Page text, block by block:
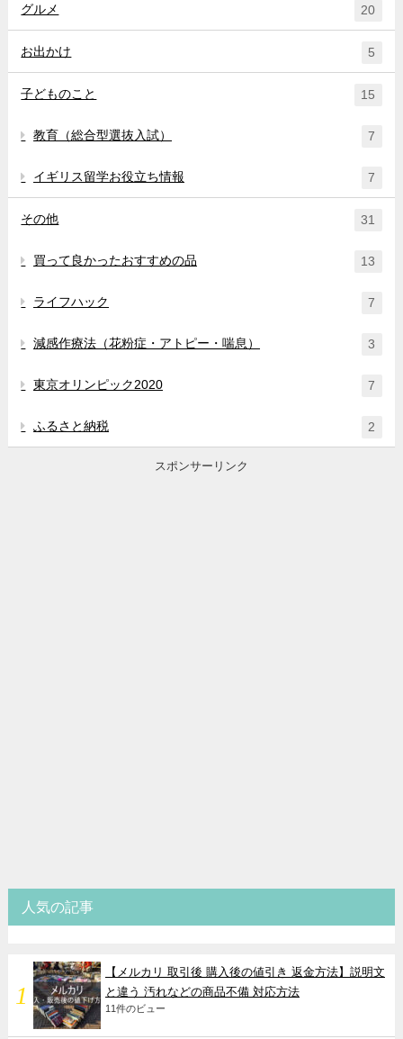
グルメ 20
お出かけ 5
子どものこと 15
教育（総合型選抜入試） 7
イギリス留学お役立ち情報 7
その他 31
買って良かったおすすめの品 13
ライフハック 7
減感作療法（花粉症・アトピー・喘息） 3
東京オリンピック2020 7
ふるさと納税 2
スポンサーリンク
人気の記事
【メルカリ 取引後 購入後の値引き 返金方法】説明文
と違う 汚れなどの商品不備 対応方法
11件のビュー